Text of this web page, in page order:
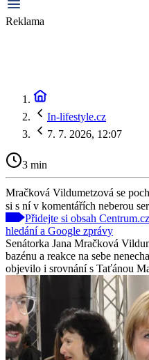
Reklama
In-lifestyle.cz
7. 7. 2026, 12:07
3 min
Mračková Vildumetzová se
si s ní v komentářích neberou
Přidejte si obsah
hledání a Google zprávy
Senátorka Jana Mračková
bazénu a reakce na sebe
objevilo i srovnání s Taťánou